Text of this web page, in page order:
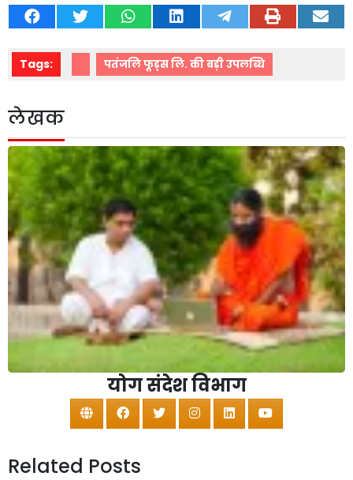
Tags: पतंजलि फूड्स लि. की बड़ी उपलब्धि
लेखक
योग संदेश विभाग
Related Posts